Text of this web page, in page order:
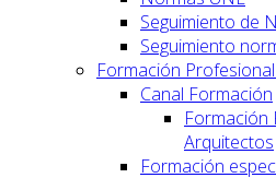
Seguimiento de
Seguimiento
Formación
Canal Formación
Formación
Arquitectos
Formación